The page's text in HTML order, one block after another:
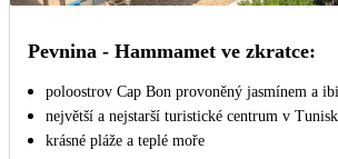
Pevnina - Hammamet ve zkratce:
poloostrov Cap Bon provoněný jasmínem a
největší a nejstarší turistické centrum v
krásné pláže a teplé moře